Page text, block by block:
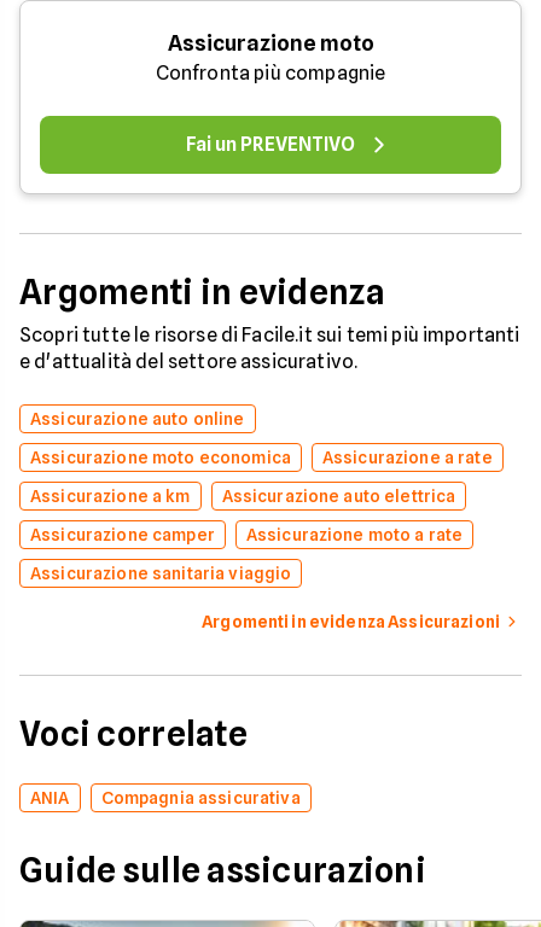
Assicurazione moto
Confronta più compagnie
Fai un PREVENTIVO
Argomenti in evidenza
Scopri tutte le risorse di Facile.it sui temi più importanti
e d'attualità del settore assicurativo.
Assicurazione auto online
Assicurazione moto economica
Assicurazione a rate
Assicurazione a km
Assicurazione auto elettrica
Assicurazione camper
Assicurazione moto a rate
Assicurazione sanitaria viaggio
Argomenti in evidenza Assicurazioni
Voci correlate
ANIA Compagnia assicurativa
Guide sulle assicurazioni